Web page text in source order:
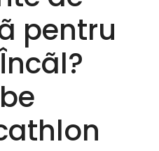
pentru